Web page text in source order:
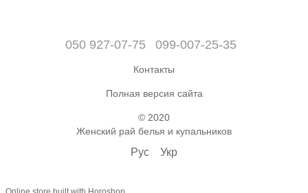
050 927-07-75 099-007-25-35
Контакты
Полная версия сайта
© 2020
Женский рай белья и купальников
Рус Укр